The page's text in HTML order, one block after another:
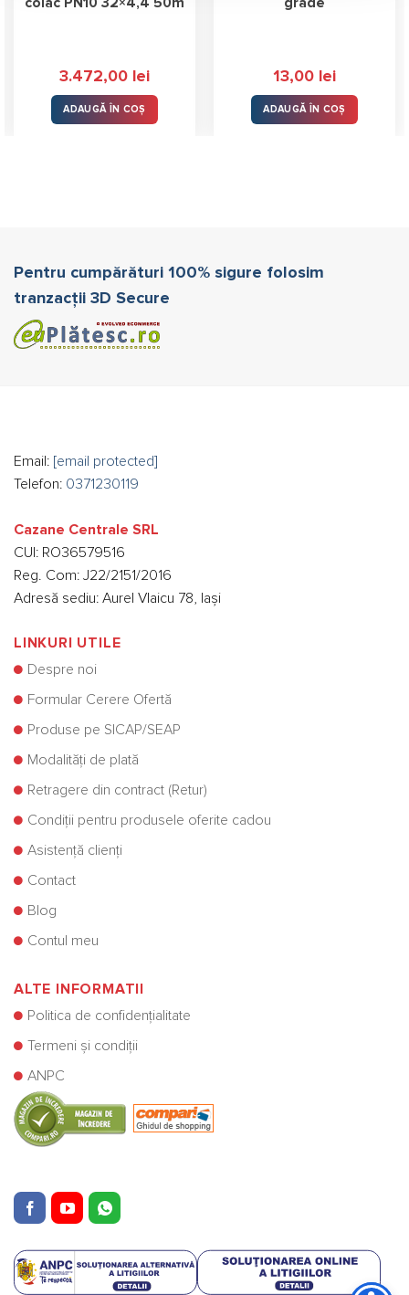
colac PN10 32×4,4 50m
3.472,00 lei
ADAUGĂ ÎN COȘ
grade
13,00 lei
ADAUGĂ ÎN COȘ
Pentru cumpărături 100% sigure folosim
tranzacții 3D Secure
Email: [email protected]
Telefon: 0371230119
Cazane Centrale SRL
CUI: RO36579516
Reg. Com: J22/2151/2016
Adresă sediu: Aurel Vlaicu 78, Iași
LINKURI UTILE
Despre noi
Formular Cerere Ofertă
Produse pe SICAP/SEAP
Modalități de plată
Retragere din contract (Retur)
Condiții pentru produsele oferite cadou
Asistență clienți
Contact
Blog
Contul meu
ALTE INFORMATII
Politica de confidențialitate
Termeni și condiții
ANPC